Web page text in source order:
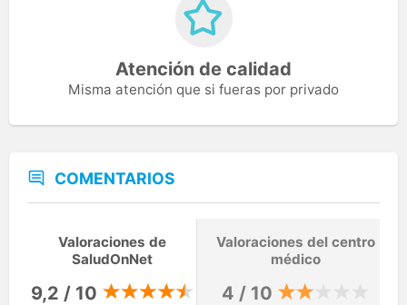
Atención de calidad
Misma atención que si fueras por privado
COMENTARIOS
Valoraciones de
SaludOnNet
9,2 / 10
Valoraciones del centro
médico
4 / 10